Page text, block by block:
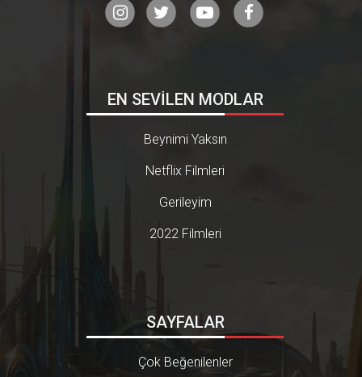
EN SEVİLEN MODLAR
Beynimi Yaksın
Netflix Filmleri
Gerileyim
2022 Filmleri
SAYFALAR
Çok Beğenilenler